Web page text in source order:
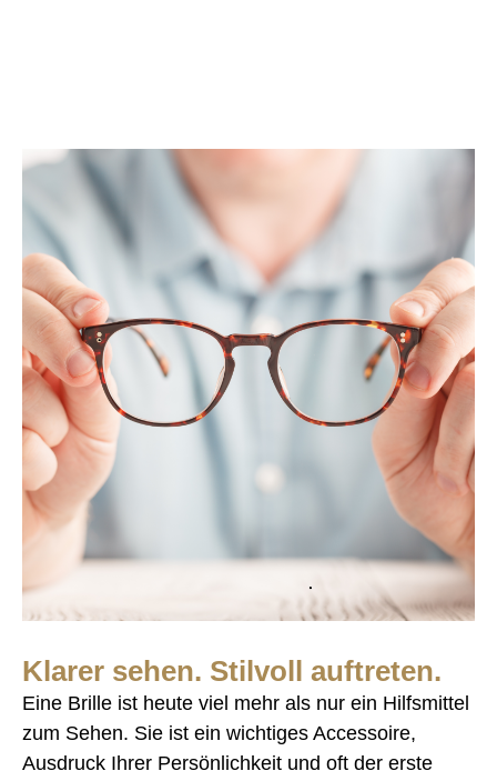
Klarer sehen. Stilvoll auftreten.
Eine Brille ist heute viel mehr als nur ein Hilfsmittel
zum Sehen. Sie ist ein wichtiges Accessoire,
Ausdruck Ihrer Persönlichkeit und oft der erste